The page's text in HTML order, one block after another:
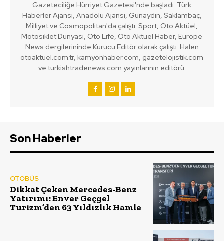
Gazeteciliğe Hürriyet Gazetesi'nde başladı. Türk
Haberler Ajansı, Anadolu Ajansı, Günaydın, Saklambaç,
Milliyet ve Cosmopolitan'da çalıştı. Sport, Oto Aktüel,
Motosiklet Dünyası, Oto Life, Oto Aktüel Haber, Europe
News dergilerininde Kurucu Editör olarak çalıştı. Halen
otoaktuel.com.tr, kamyonhaber.com, gazetelojistik.com
ve turkishtradenews.com yayınlarının editörü.
Son Haberler
OTOBÜS
Dikkat Çeken Mercedes-Benz
Yatırımı: Enver Geçgel
Turizm’den 63 Yıldızlık Hamle